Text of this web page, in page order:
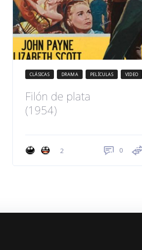
CLÁSICAS DRAMA PELÍCULAS VIDEO
Filón de plata
(1954)
2 0